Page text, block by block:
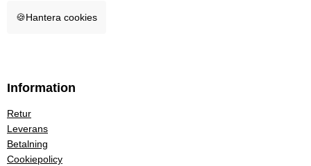
🍪Hantera cookies
Information
Retur
Leverans
Betalning
Cookiepolicy